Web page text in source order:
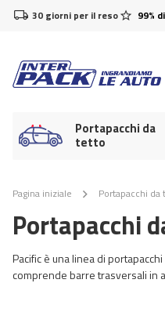
30 giorni per il reso 99%
Portapacchi da
tetto
Pagina iniziale Portapacchi da
Portapacchi
Pacific è una linea di
comprende barre trasversali in